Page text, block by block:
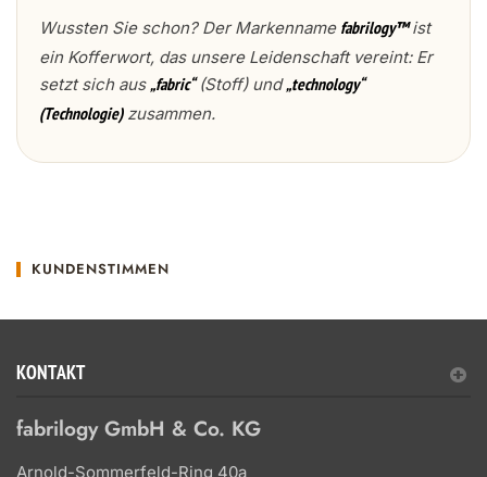
Wussten Sie schon? Der Markenname fabrilogy™ist
ein Kofferwort, das unsere Leidenschaft vereint: Er
setzt sich aus„fabric“(Stoff) und„technology“
(Technologie)zusammen.
KUNDENSTIMMEN
KONTAKT
fabrilogy GmbH & Co. KG
Arnold-Sommerfeld-Ring 40a